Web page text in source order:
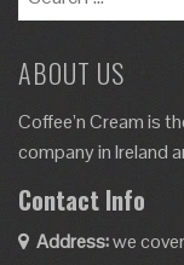
for:
ABOUT US
Coffee’n Cream is
company in Ireland
Contact Info
Address:we